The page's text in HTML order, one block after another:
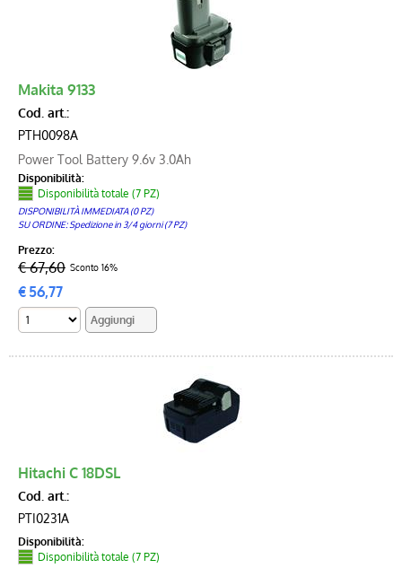
Makita 9133
Cod. art.:
PTH0098A
Power Tool Battery 9.6v 3.0Ah
Disponibilità:
Disponibilità totale (7 PZ)
DISPONIBILITÀ IMMEDIATA (0 PZ)
SU ORDINE: Spedizione in 3/4 giorni (7 PZ)
Prezzo:
€ 67,60 Sconto 16%
€56,77
Hitachi C 18DSL
Cod. art.:
PTI0231A
Disponibilità:
Disponibilità totale (7 PZ)